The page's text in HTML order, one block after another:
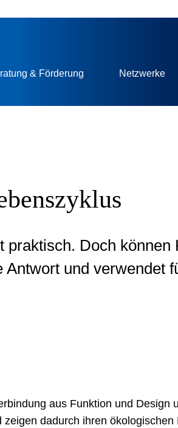
& Förderung Netzwerke
Doch können
und verwendet
aus Funktion und Design
dadurch ihren